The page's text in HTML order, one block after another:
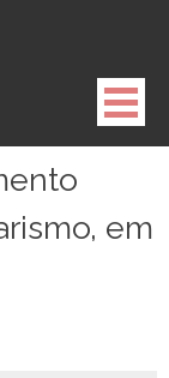
em